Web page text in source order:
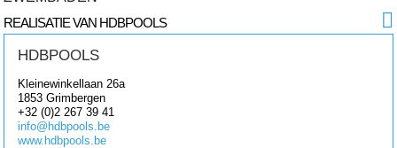
REALISATIE VAN HDBPOOLS
HDBPOOLS
Kleinewinkellaan 26a
1853Grimbergen
+32 (0)2 267 39 41
info@hdbpools.be
www.hdbpools.be